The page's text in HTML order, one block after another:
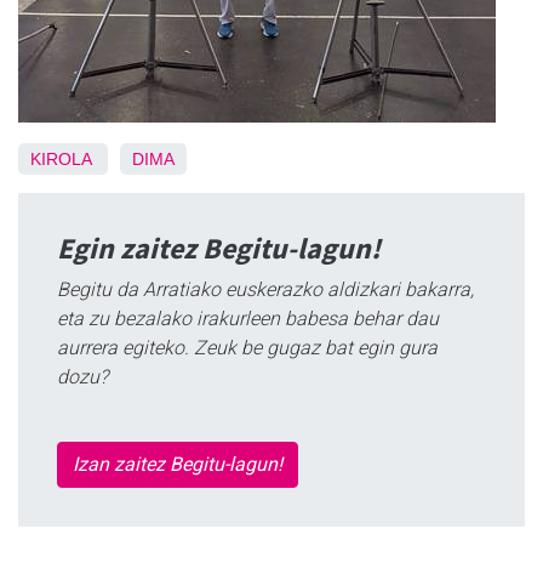
KIROLA DIMA
Egin zaitez Begitu-lagun!
Begitu da Arratiako euskerazko aldizkari bakarra,
eta zu bezalako irakurleen babesa behar dau
aurrera egiteko. Zeuk be gugaz bat egin gura
dozu?
Izan zaitez Begitu-lagun!